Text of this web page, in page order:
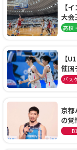
【
大会
阜女
高校
【
催国
通過
バス
京都
の覚
に、B1